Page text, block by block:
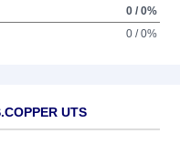
0 / 0%
0 / 0%
UTS